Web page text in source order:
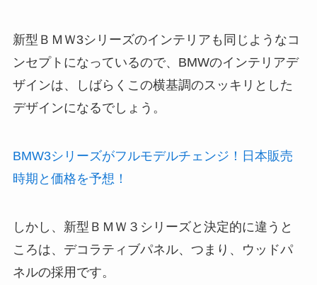
新型ＢＭＷ3シリーズのインテリアも同じようなコ
ンセプトになっているので、BMWのインテリアデ
ザインは、しばらくこの横基調のスッキリとした
デザインになるでしょう。
BMW3シリーズがフルモデルチェンジ！日本販売
時期と価格を予想！
しかし、新型ＢＭＷ３シリーズと決定的に違うと
ころは、デコラティブパネル、つまり、ウッドパ
ネルの採用です。